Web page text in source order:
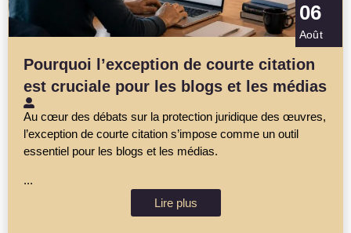
06
Août
Pourquoi l’exception de courte citation
est cruciale pour les blogs et les médias
Au cœur des débats sur la protection juridique des œuvres,
l’exception de courte citation s’impose comme un outil
essentiel pour les blogs et les médias.
...
Lire plus